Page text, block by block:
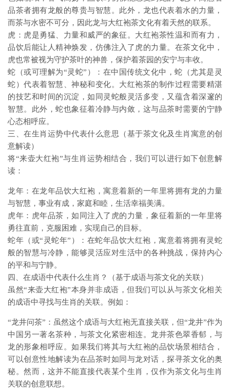
品茶者拥有龙般的尊贵与智慧。此外，龙也代表着水的力量，
而茶与水密不可分，因此龙与大红袍茶文化有着天然的联系。
虎：虎是勇猛、力量和威严的象征。大红袍茶性温和而有力，
品饮后能让人精神焕发，仿佛注入了虎的力量。在茶文化中，
虎也常被视为守护茶叶的神兽，保护着茶园的安宁与丰收。
蛇（或可理解为“灵蛇”）：在中国传统文化中，蛇（尤其是灵
蛇）代表着智慧、神秘和变化。大红袍茶的制作过程需要精湛
的技艺和时间的沉淀，如同灵蛇般灵活多变，又蕴含着深邃的
智慧。此外，蛇也象征着冷静与内敛，这与品茶时需要的宁静
心态相呼应。
三、在生肖运势中代表什么意思（基于茶文化及生肖寓意的创
意解读）
将“来壶大红袍”与生肖运势相结合，我们可以进行如下创意解
读：
龙年：在龙年品饮大红袍，寓意着新的一年里将拥有龙的力量
与智慧，事业有成，家庭和睦，生活幸福美满。
虎年：虎年品茶，如同注入了虎的力量，象征着新的一年里将
勇往直前，克服困难，实现自己的目标。
蛇年（或“灵蛇年”）：在蛇年品饮大红袍，寓意着将拥有灵蛇
般的智慧与冷静，能够灵活应对生活中的各种挑战，保持内心
的平和与宁静。
四、在成语中代表什么生肖？（基于成语与茶文化的关联）
虽然“来壶大红袍”本身并非成语，但我们可以从与茶文化相关
的成语中寻找与生肖的关联。例如：
“龙井问茶”：虽然这个成语与大红袍无直接关联，但“龙井”作为
中国另一著名茶种，与茶文化紧密相连。龙井茶色翠香郁，与
龙的形象相呼应。如果我们将其与大红袍的品饮场景相结合，
可以创意性地解读为在品茶时如同与龙对话，探寻茶文化的奥
秘。然而，这并不能直接代表某个生肖，仅作为茶文化与生肖
关联的创意联想。